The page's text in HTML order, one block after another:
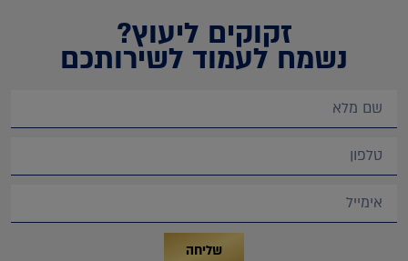
זקוקים ליעוץ?
נשמח לעמוד לשירותכם
שליחה